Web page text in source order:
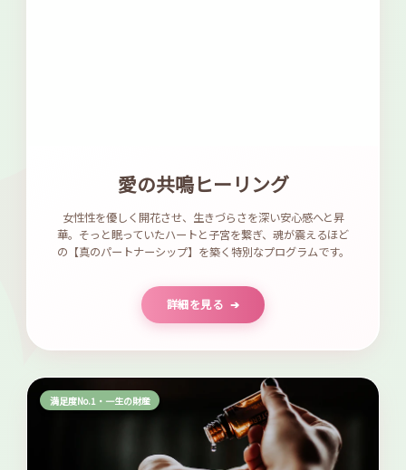
愛の共鳴ヒーリング
女性性を優しく開花させ、生きづらさを深い安心感へと昇
華。そっと眠っていたハートと子宮を繋ぎ、魂が震えるほど
の【真のパートナーシップ】を築く特別なプログラムです。
詳細を見る ➔
満足度No.1・一生の財産